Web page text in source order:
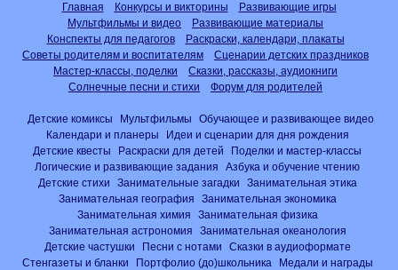
Главная Конкурсы и викторины
Развивающие игры
Мультфильмы и видео
Развивающие материалы
Конспекты для педагогов
Раскраски, календари, плакаты
Советы родителям и воспитателям
Сценарии детских праздников
Мастер-классы, поделки
Сказки, рассказы, аудиокниги
Солнечные песни и стихи
Форум для родителей
Детские комиксы Мультфильмы
Обучающее и развивающее видео
Календари и планеры
Идеи и сценарии для дня рождения
Детские квесты
Раскраски для детей
Поделки и мастер-классы
Логические и развивающие задания
Азбука и обучение чтению
Детские стихи
Занимательные загадки
Занимательная этика
Занимательная география
Занимательная экономика
Занимательная химия
Занимательная физика
Занимательная астрономия
Занимательная океанология
Детские частушки
Песни с нотами
Сказки в аудиоформате
Стенгазеты и бланки
Портфолио (до)школьника
Медали и награды